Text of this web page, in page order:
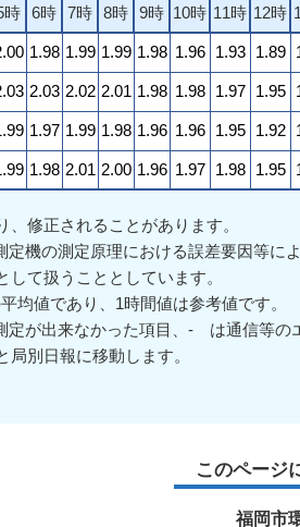
時 6時 7時 8時 9時 10時 11時 12時
1.98 1.99 1.99 1.98 1.96 1.93 1.89
2.03 2.02 2.01 1.98 1.98 1.97 1.95
1.97 1.99 1.98 1.96 1.96 1.95 1.92
1.98 2.01 2.00 1.96 1.97 1.98 1.95
修正されることがあります。
定機の測定原理における誤差要因等
て扱うこととしています。
均値であり、1時間値は参考値です。
定が出来なかった項目、- は通信等の
別日報に移動します。
このページ
福岡市